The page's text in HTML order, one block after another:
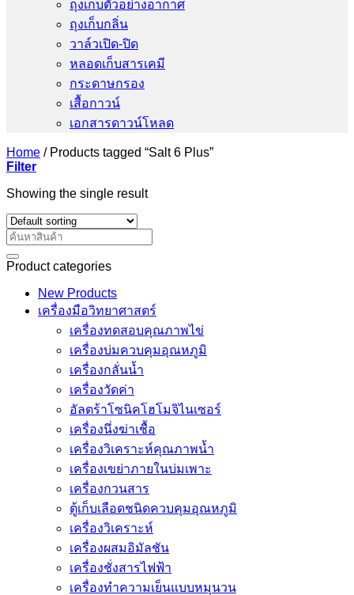
ถุงเก็บตัวอย่างอากาศ
ถุงเก็บกลิ่น
วาล์วเปิด-ปิด
หลอดเก็บสารเคมี
กระดาษกรอง
เสื้อกาวน์
เอกสารดาวน์โหลด
Home /Products tagged “Salt 6 Plus”
Filter
Showing the single result
Search
for:
Product categories
New Products
เครื่องมือวิทยาศาสตร์
เครื่องทดสอบคุณภาพไข่
เครื่องบ่มควบคุมอุณหภูมิ
เครื่องกลั่นน้ำ
เครื่องวัดค่า
อัลตร้าโซนิคโฮโมจิไนเซอร์
เครื่องนึ่งฆ่าเชื้อ
เครื่องวิเคราะห์คุณภาพน้ำ
เครื่องเขย่าภายในบ่มเพาะ
เครื่องกวนสาร
ตู้เก็บเลือดชนิดควบคุมอุณหภูมิ
เครื่องวิเคราะห์
เครื่องผสมอิมัลชัน
เครื่องชั่งสารไฟฟ้า
เครื่องทำความเย็นแบบหมุนวน